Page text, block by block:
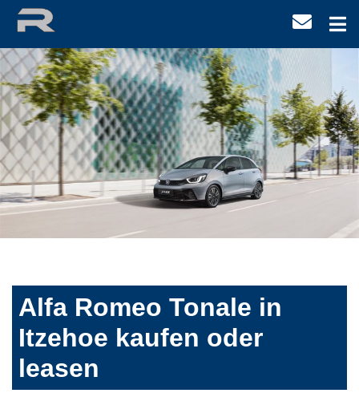
Alfa Romeo Tonale in
Itzehoe kaufen oder
leasen